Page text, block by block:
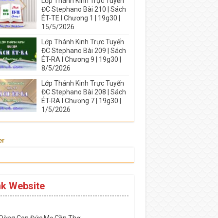
ĐC Stephano Bài 210 | Sách
ÉT-TE I Chương 1 | 19g30 |
15/5/2026
Lớp Thánh Kinh Trực Tuyến
ĐC Stephano Bài 209 | Sách
ÉT-RA I Chương 9 | 19g30 |
8/5/2026
Lớp Thánh Kinh Trực Tuyến
ĐC Stephano Bài 208 | Sách
ÉT-RA I Chương 7 | 19g30 |
1/5/2026
Website